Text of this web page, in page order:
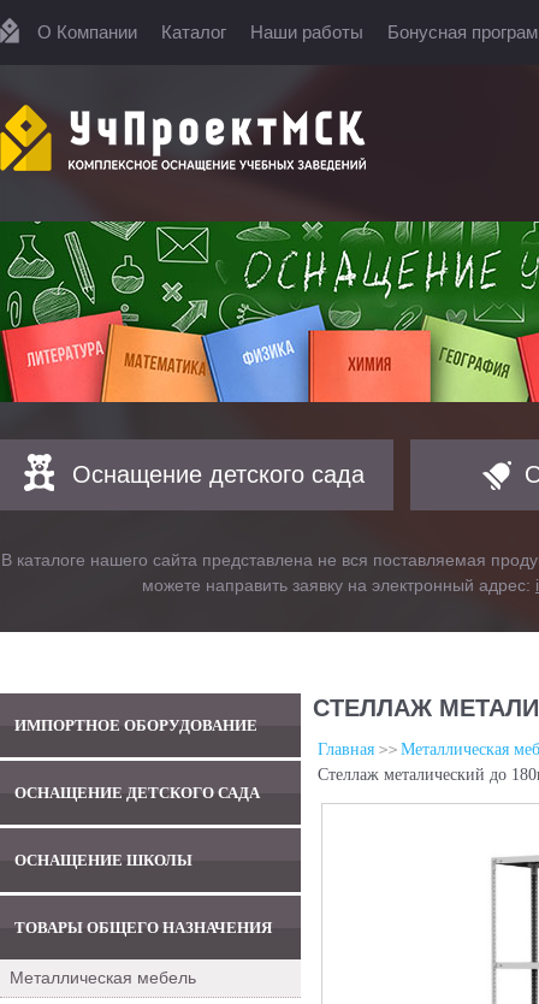
О Компании Каталог Наши работы Бонусная
Оснащение детского сада
В каталоге нашего сайта представлена не вся поставляемая
можете направить заявку на электронный адрес:
ИМПОРТНОЕ ОБОРУДОВАНИЕ
ОСНАЩЕНИЕ ДЕТСКОГО САДА
ОСНАЩЕНИЕ ШКОЛЫ
ТОВАРЫ ОБЩЕГО НАЗНАЧЕНИЯ
Металлическая мебель
СТЕЛЛАЖ
Главная
Металлическая
Стеллаж металический до